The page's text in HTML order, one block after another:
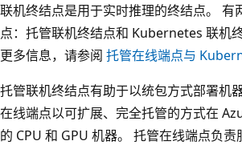
联机终结点是用于实时推理的终结点。 有
点：托管联机终结点和 Kubernetes 联机
更多信息，请参阅 托管在线端点与
托管联机终结点有助于以统包方式部署机
在线端点以可扩展、完全托管的方式在
的 CPU 和 GPU 机器。 托管在线端点负